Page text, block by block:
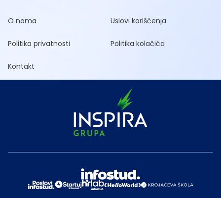
O nama Uslovi korišćenja
Politika privatnosti Politika kolačića
Kontakt